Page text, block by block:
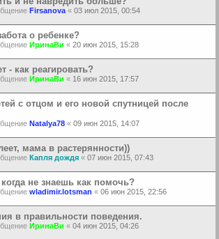
Firsanova « 03 июл 2015, 00:54
о ребенке?
ИринаВи « 20 июн 2015, 15:28
- как реагировать?
ИринаВи « 16 июн 2015, 17:57
с отцом и его новой спутницей после
Natalya78 « 09 июн 2015, 14:07
мама в растерянности))
Капля дождя « 07 июн 2015, 07:43
не знаешь как помочь?
wladimir.lotsman « 06 июн 2015, 22:56
в правильности поведения.
ИринаВи « 04 июн 2015, 04:26